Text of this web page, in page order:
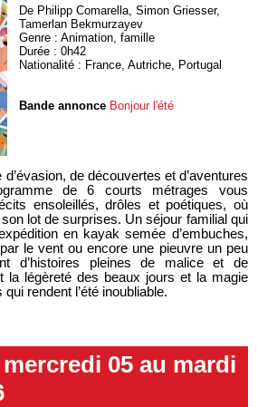
De Philipp Comarella, Simon Griesser,
Tamerlan Bekmurzayev
Genre : Animation, famille
Durée : 0h42
Nationalité : France, Autriche, Portugal
Bande annonce Bonjour l'été
d’évasion, de découvertes et d’aventures
de 6 courts métrages vous
ensoleillés, drôles et poétiques, où
lot de surprises. Un séjour familial qui
en kayak semée d’embuches,
le vent ou encore une pieuvre un peu
d’histoires pleines de malice et de
la légèreté des beaux jours et la magie
rendent l’été inoubliable.
05 au mardi